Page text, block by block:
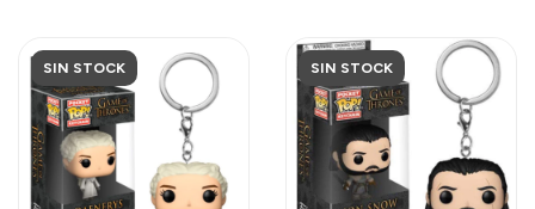
SIN STOCK SIN STOCK